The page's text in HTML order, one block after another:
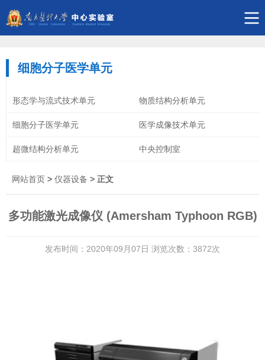
细胞分子医学单元
形态学与流式技术单元 物质结构分析单元
细胞分子医学单元 医学成像技术单元
超微结构分析单元 中央控制室
网站首页 > 仪器设备 > 正文
多功能激光成像仪 (Amersham Typhoon RGB)
发布时间：2020年09月07日 浏览次数： 3872次